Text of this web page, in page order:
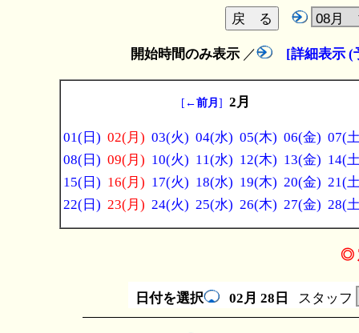
開始時間のみ表示 ／ [詳細表示 (
[ ←前月 ] 2月
01(日) 02(月) 03(火) 04(水) 05(木) 06(金) 07(
08(日) 09(月) 10(火) 11(水) 12(木) 13(金) 14(
15(日) 16(月) 17(火) 18(水) 19(木) 20(金) 21(
22(日) 23(月) 24(火) 25(水) 26(木) 27(金) 28(
◎
日付を選択 02月 28日 スタッフ